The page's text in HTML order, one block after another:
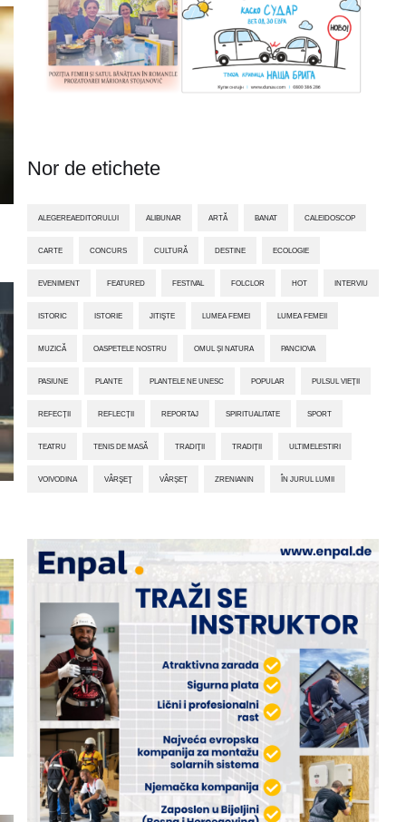
Nor de etichete
ALEGEREAEDITORULUI ALIBUNAR ARTĂ BANAT CALEIDOSCOP
CARTE CONCURS CULTURĂ DESTINE ECOLOGIE
EVENIMENT FEATURED FESTIVAL FOLCLOR HOT INTERVIU
ISTORIC ISTORIE JITIŞTE LUMEA FEMEI LUMEA FEMEII
MUZICĂ OASPETELE NOSTRU OMUL ȘI NATURA PANCIOVA
PASIUNE PLANTE PLANTELE NE UNESC POPULAR PULSUL VIEȚII
REFECȚII REFLECȚII REPORTAJ SPIRITUALITATE SPORT
TEATRU TENIS DE MASĂ TRADIŢII TRADIȚII ULTIMELESTIRI
VOIVODINA VÂRŞEŢ VÂRȘEȚ ZRENIANIN ÎN JURUL LUMII